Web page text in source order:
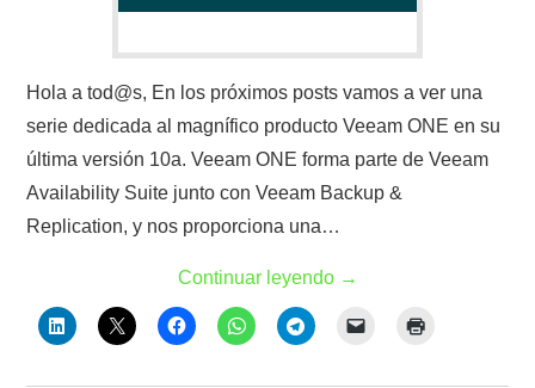
Hola a tod@s, En los próximos posts vamos a ver una
serie dedicada al magnífico producto Veeam ONE en su
última versión 10a. Veeam ONE forma parte de Veeam
Availability Suite junto con Veeam Backup &
Replication, y nos proporciona una…
Continuar leyendo →